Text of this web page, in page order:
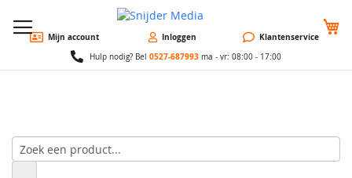
Mijn account Inloggen Klantenservice
Hulp nodig? Bel 0527-687993 ma - vr: 08:00 - 17:00